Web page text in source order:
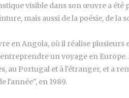
visible dans son œuvre a
mais aussi de la poésie, de la
en Angola, où il réalise
un voyage en
au Portugal et à l'étranger, et a
l'année", en 1989.